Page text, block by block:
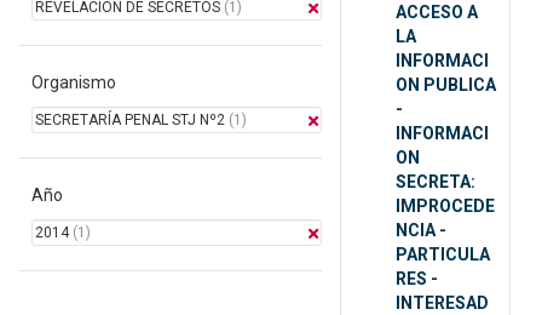
REVELACION DE SECRETOS (1)
Organismo
SECRETARÍA PENAL STJ Nº2 (1)
Año
2014(1)
ACCESO A
LA
INFORMACI
ON PUBLICA
-
INFORMACI
ON
SECRETA:
IMPROCEDE
NCIA -
PARTICULA
RES -
INTERESAD